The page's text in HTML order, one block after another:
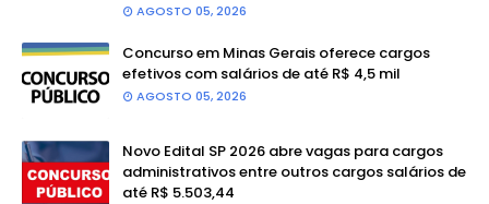
AGOSTO 05, 2026
Concurso em Minas Gerais oferece cargos
efetivos com salários de até R$ 4,5 mil
AGOSTO 05, 2026
Novo Edital SP 2026 abre vagas para cargos
administrativos entre outros cargos salários de
até R$ 5.503,44